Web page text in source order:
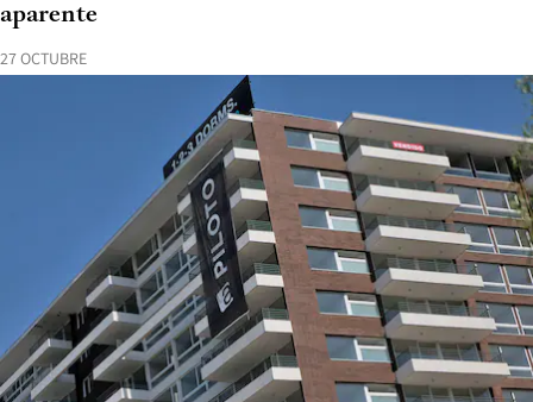
27 OCTUBRE
aparente